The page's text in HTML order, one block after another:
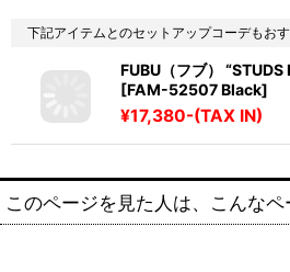
下記アイテムとのセットアップコーデもお
FUBU（フブ） “STUDS
[FAM-52507 Black]
¥17,380-(TAX IN)
このページを見た人は、こんなペ